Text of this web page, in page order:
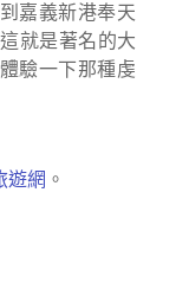
嘉義新港奉天
就是著名的大
驗一下那種虔
遊網 。